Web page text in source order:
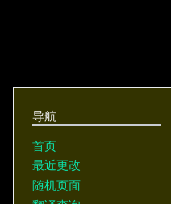
导航
首页
最近更改
随机页面